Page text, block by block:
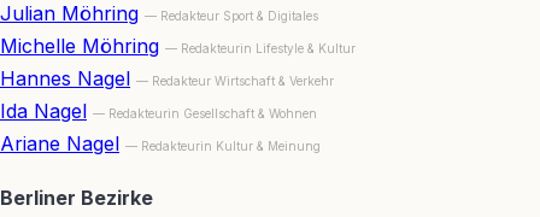
Julian Möhring — Redakteur Sport & Digitales
Michelle Möhring — Redakteurin Lifestyle & Kultur
Hannes Nagel — Redakteur Wirtschaft & Verkehr
Ida Nagel — Redakteurin Gesellschaft & Wohnen
Ariane Nagel — Redakteurin Kultur & Meinung
Berliner Bezirke